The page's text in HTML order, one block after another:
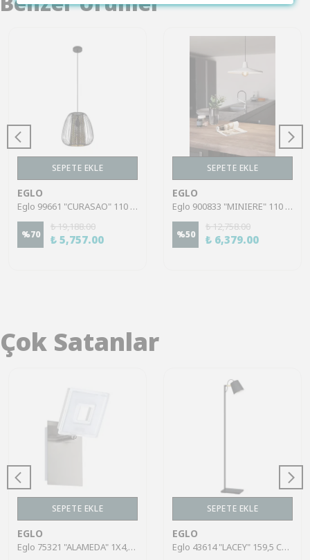
SEPETE EKLE
EGLO
Eglo 99661 "CURASAO" 110 Cm Yüksekliğinde Çelik Siyah Sarkıt Avize
%70
₺ 19,188.00
₺ 5,757.00
SEPETE EKLE
EGLO
Eglo 900833 "MINIERE" 110 Cm Yüksekliğinde Çelik Siyah Sarkıt Avize
%50
₺ 12,758.00
₺ 6,379.00
Çok Satanlar
SEPETE EKLE
EGLO
Eglo 75321 "ALAMEDA" 1X4,5W Çelik Nikel Mat Sıva Üstü Spot
SEPETE EKLE
EGLO
Eglo 43614 "LACEY" 159,5 Cm Yüksekliğinde Çelik, Ahşap Köşe Lambası Lambader